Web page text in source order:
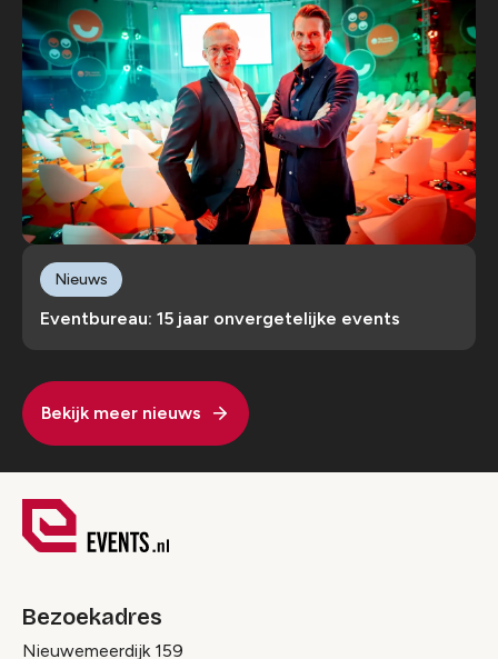
Eventbureau: 15 jaar onvergetelijke events
Nieuws
Bekijk meer nieuws
Bezoekadres
Nieuwemeerdijk 159